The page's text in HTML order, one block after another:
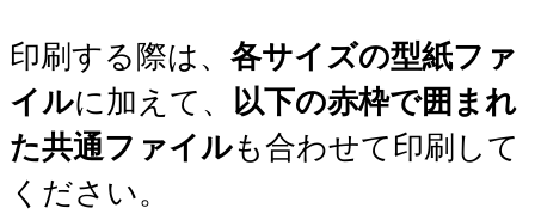
印刷する際は、 各サイズの型紙ファ
イルに加えて、 以下の赤枠で囲まれ
た共通ファイルも合わせて印刷して
ください。